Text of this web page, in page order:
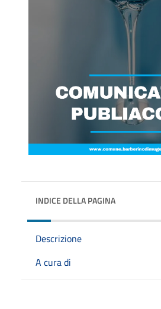
INDICE DELLA PAGINA
Descrizione
A cura di